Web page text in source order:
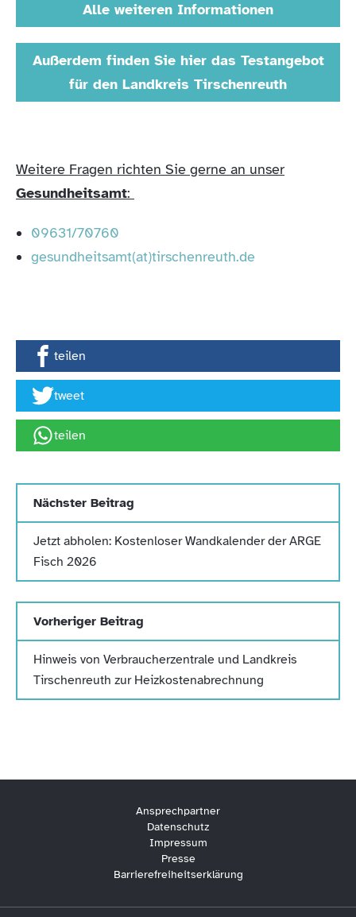
Alle weiteren Informationen
Außerdem finden Sie hier das Testangebot
für den Landkreis Tirschenreuth
Weitere Fragen richten Sie gerne an unser
Gesundheitsamt:
09631/70760
gesundheitsamt(at)tirschenreuth.de
teilen
tweet
teilen
Nächster Beitrag
Jetzt abholen: Kostenloser Wandkalender der ARGE
Fisch 2026
Vorheriger Beitrag
Hinweis von Verbraucherzentrale und Landkreis
Tirschenreuth zur Heizkostenabrechnung
Ansprechpartner
Datenschutz
Impressum
Presse
Barrierefreiheitserklärung